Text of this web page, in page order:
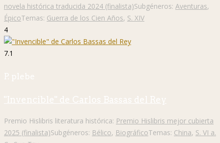
novela histórica traducida 2024 (finalista)Subgéneros: Aventuras,
ÉpicoTemas: Guerra de los Cien Años, S. XIV
4
7.1
P. plebe
"Invencible" de Carlos Bassas del Rey
Premio Hislibris literatura histórica: Premio Hislibris mejor cubierta
2025 (finalista)Subgéneros: Bélico, BiográficoTemas: China, S. VI a.